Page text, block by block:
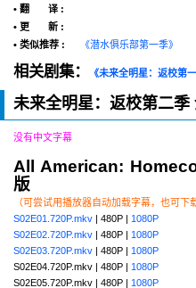
• 翻 译 :
• 更 新 :
• 类似推荐 :
《潜水俱乐部第一季》
相关剧集： 《未来全明星：返校第一
未来全明星：返校第二季
没有中文字幕
All American:
版
（可尝试用播放器自动加载字幕，也可下
S02E01.720P.mkv | 480P | 1080P
S02E02.720P.mkv | 480P | 1080P
S02E03.720P.mkv | 480P | 1080P
S02E04.720P.mkv | 480P | 1080P
S02E05.720P.mkv | 480P | 1080P